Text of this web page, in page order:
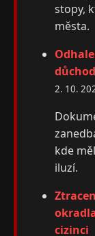
stopy,
města.
2. 10.
kde
iluzí.
cizinci